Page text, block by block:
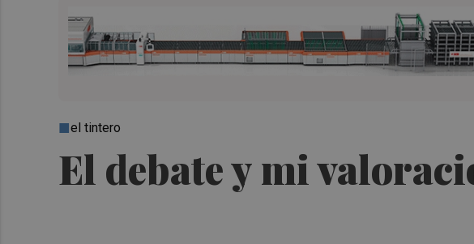
El debate y mi
el tintero